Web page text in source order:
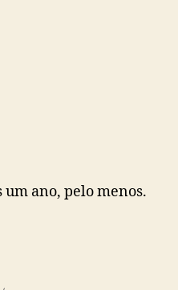
ano, pelo menos.